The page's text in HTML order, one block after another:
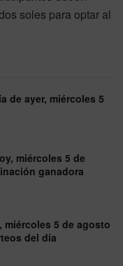
soles para optar al
de ayer, miércoles 5
miércoles 5 de
ganadora
miércoles 5 de agosto
del día